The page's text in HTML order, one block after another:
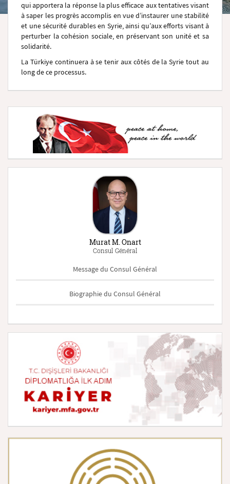
qui apportera la réponse la plus efficace aux tentatives visant
à saper les progrès accomplis en vue d’instaurer une stabilité
et une sécurité durables en Syrie, ainsi qu’aux efforts visant à
perturber la cohésion sociale, en préservant son unité et sa
solidarité.
La Türkiye continuera à se tenir aux côtés de la Syrie tout au
long de ce processus.
Murat M. Onart
Consul Général
Message du Consul Général
Biographie du Consul Général